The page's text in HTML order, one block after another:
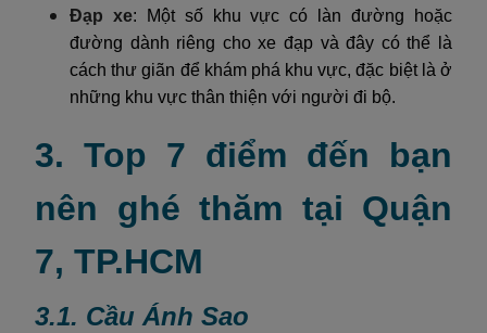
Đạp xe: Một số khu vực có làn đường hoặc
đường dành riêng cho xe đạp và đây có thể là
cách thư giãn để khám phá khu vực, đặc biệt là ở
những khu vực thân thiện với người đi bộ.
3. Top 7 điểm đến bạn
nên ghé thăm tại Quận
7, TP.HCM
3.1. Cầu Ánh Sao